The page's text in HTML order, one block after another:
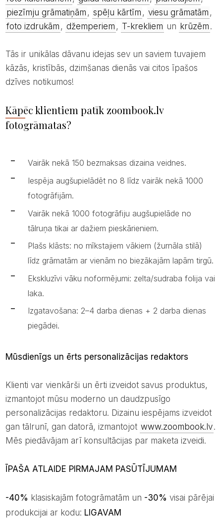
piezīmju grāmatiņām , spēļu kārtīm , viesu grāmatām ,
foto izdrukām , džemperiem , T-krekliem un krūzēm .
Tās ir unikālas dāvanu idejas sev un saviem tuvajiem
kāzās, kristībās, dzimšanas dienās vai citos īpašos
dzīves notikumos!
Kāpēc klientiem patīk zoombook.lv
fotogrāmatas?
Vairāk nekā 150 bezmaksas dizaina veidnes.
Iespēja augšupielādēt no 8 līdz vairāk nekā 1000
fotogrāfijām.
Vairāk nekā 1000 fotogrāfiju augšupielāde no
tālruņa tikai ar dažiem pieskārieniem.
Plašs klāsts: no mīkstajiem vākiem (žurnāla stilā)
līdz grāmatām ar vienām no biezākajām lapām tirgū.
Ekskluzīvi vāku noformējumi: zelta/sudraba folija vai
laka.
Izgatavošana: 2–4 darba dienas + 2 darba dienas
piegādei.
Mūsdienīgs un ērts personalizācijas redaktors
Klienti var vienkārši un ērti izveidot savus produktus,
izmantojot mūsu moderno un daudzpusīgo
personalizācijas redaktoru. Dizainu iespējams izveidot
gan tālrunī, gan datorā, izmantojot www.zoombook.lv.
Mēs piedāvājam arī konsultācijas par maketa izveidi.
ĪPAŠA ATLAIDE PIRMAJAM PASŪTĪJUMAM
-40% klasiskajām fotogrāmatām un -30% visai pārējai
produkcijai ar kodu: LIGAVAM